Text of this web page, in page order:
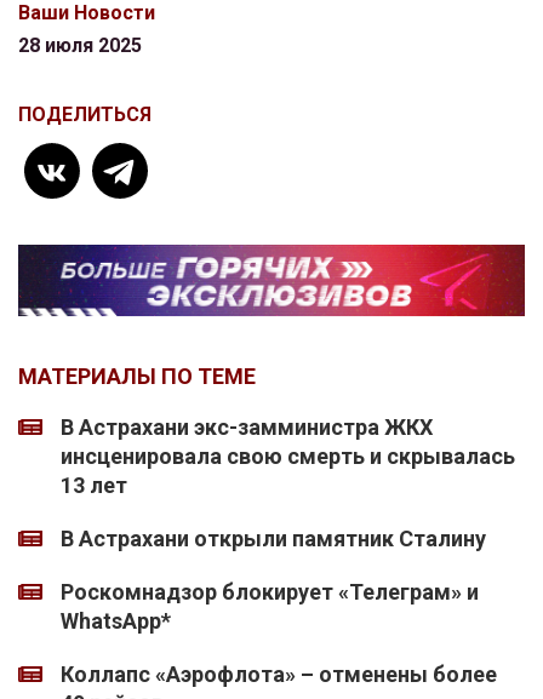
Ваши Новости
28 июля 2025
ПОДЕЛИТЬСЯ
МАТЕРИАЛЫ ПО ТЕМЕ
В Астрахани экс-замминистра ЖКХ
инсценировала свою смерть и скрывалась
13 лет
В Астрахани открыли памятник Сталину
Роскомнадзор блокирует «Телеграм» и
WhatsApp*
Коллапс «Аэрофлота» – отменены более